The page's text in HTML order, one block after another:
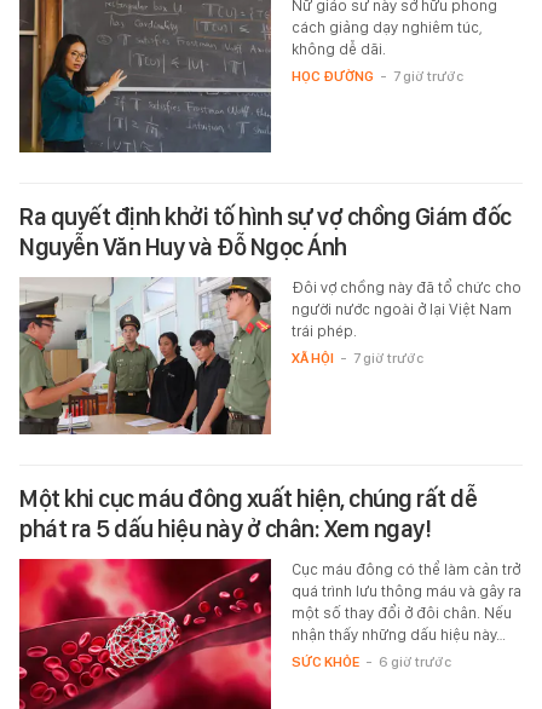
Nữ giáo sư này sở hữu phong
cách giảng dạy nghiêm túc,
không dễ dãi.
HỌC ĐƯỜNG - 7 giờ trước
Ra quyết định khởi tố hình sự vợ chồng Giám đốc
Nguyễn Văn Huy và Đỗ Ngọc Ánh
Đôi vợ chồng này đã tổ chức cho
người nước ngoài ở lại Việt Nam
trái phép.
XÃ HỘI - 7 giờ trước
Một khi cục máu đông xuất hiện, chúng rất dễ
phát ra 5 dấu hiệu này ở chân: Xem ngay!
Cục máu đông có thể làm cản trở
quá trình lưu thông máu và gây ra
một số thay đổi ở đôi chân. Nếu
nhận thấy những dấu hiệu này…
SỨC KHỎE - 6 giờ trước